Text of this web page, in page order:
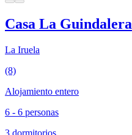
Casa La Guindalera
La Iruela
(8)
Alojamiento entero
6 - 6 personas
3 dormitorios